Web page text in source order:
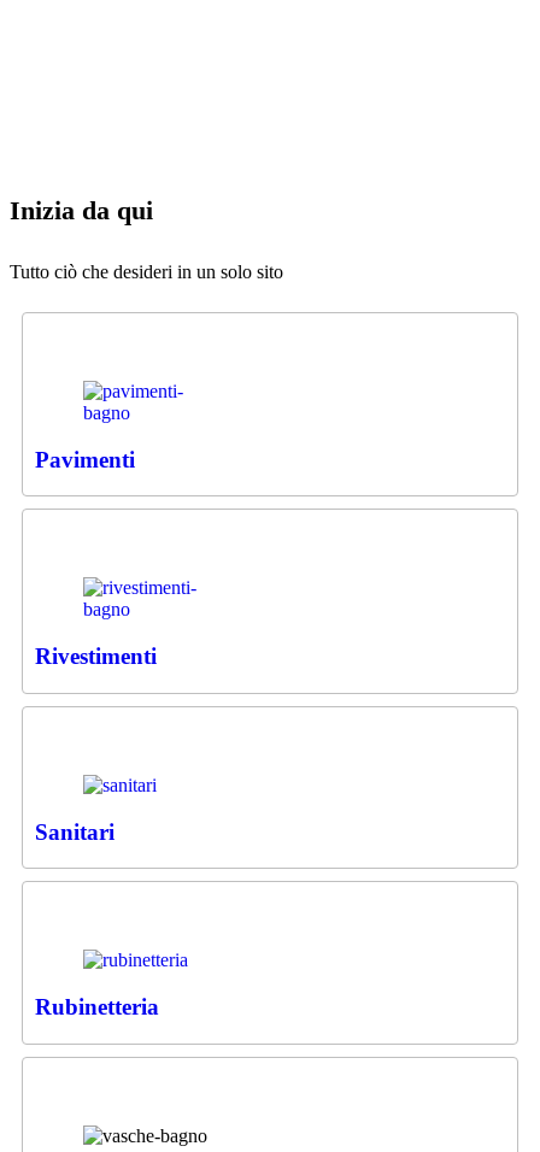
Inizia da qui
Tutto ciò che desideri in un solo sito
Pavimenti
Rivestimenti
Sanitari
Rubinetteria